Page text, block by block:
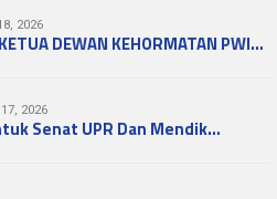
2026
DEWAN KEHORMATAN PWI…
2026
Senat UPR Dan Mendik…